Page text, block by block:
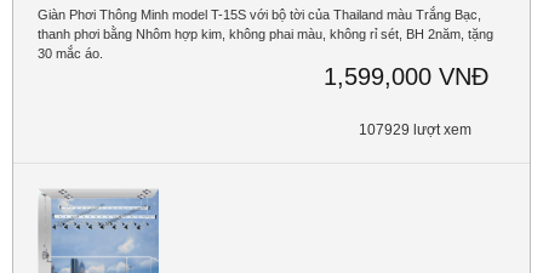
Giàn Phơi Thông Minh model T-15S với bộ tời của Thailand màu Trắng Bạc,
thanh phơi bằng Nhôm hợp kim, không phai màu, không rỉ sét, BH 2năm, tặng
30 mắc áo.
1,599,000 VNĐ
107929 lượt xem